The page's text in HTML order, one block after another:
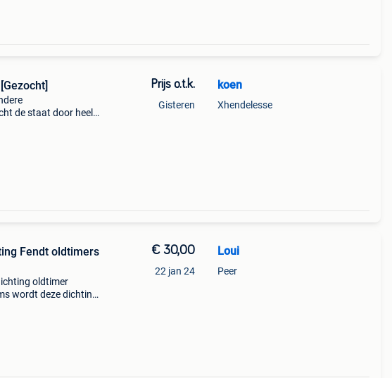
de staat door heel
Prijs o.t.k.
Gisteren
koen
Xhendelesse
Fendt oldtimers
oldtimer
wordt deze dichting
€ 30,00
22 jan 24
Loui
Peer